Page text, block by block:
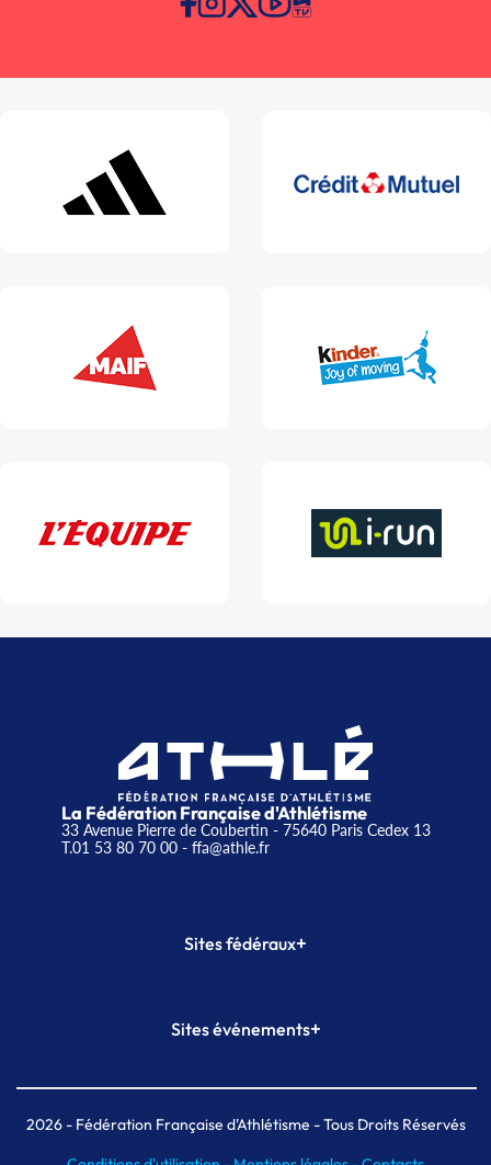
La Fédération Française d'Athlétisme
33 Avenue Pierre de Coubertin - 75640 Paris Cedex 13
T.01 53 80 70 00- ffa@athle.fr
Sites fédéraux+
Plateforme Formation
Sites événements+
Meeting de Paris indoor
MAIF Ekiden de Paris
2026- Fédération Française d'Athlétisme - Tous Droits Réservés